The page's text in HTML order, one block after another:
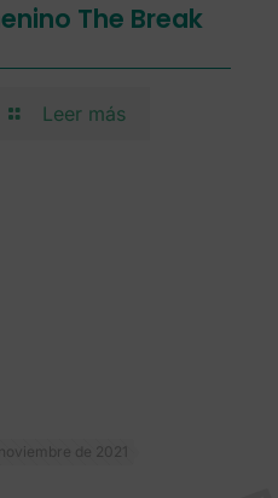
The Break
Leer más
de 2021